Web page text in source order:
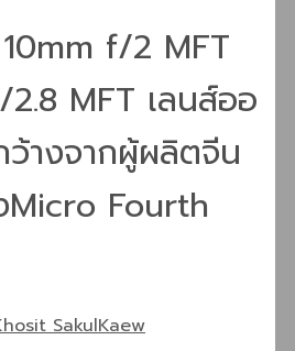
f/2 MFT
MFT เลนส์ออ
างจากผู้ผลิตจีน
Fourth
SakulKaew